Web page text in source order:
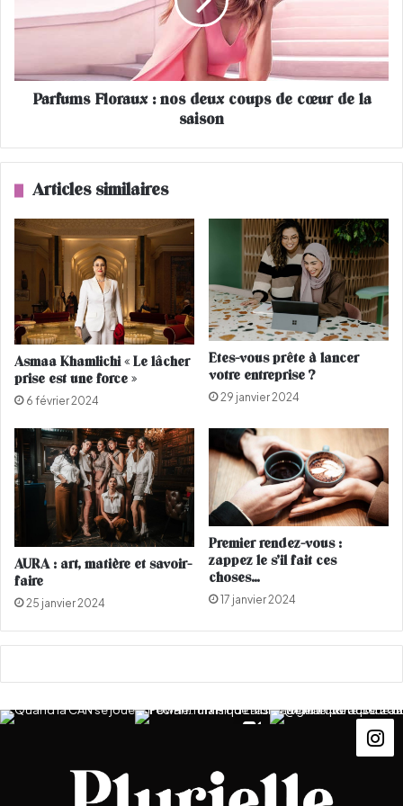
a
e
r
v
a
u
x
f
e
m
e
s
m
l
o
d
x
c
o
u
p
d
e
c
œ
u
r
d
e
l
a
s
a
s
Parfums Floraux : nos deux coups de cœur de la
saison
Articles similaires
Asmaa Khamlichi « Le lâcher
prise est une force »
6 février 2024
Etes-vous prête à lancer
votre entreprise ?
29 janvier 2024
AURA : art, matière et savoir-
faire
25 janvier 2024
Premier rendez-vous :
zappez le s’il fait ces
choses…
17 janvier 2024